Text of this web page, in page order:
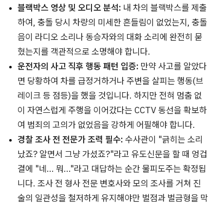
블랙박스 영상 및 오디오 분석: 내 차의 블랙박스를 제출
하여, 충돌 당시 차량의 미세한 흔들림이 없었는지, 충돌
음이 라디오 소리나 동승자와의 대화 소리에 완전히 묻
혔는지를 객관적으로 소명해야 합니다.
운전자의 사고 직후 행동 패턴 입증: 만약 사고를 알았다
면 당황하여 차를 급정거하거나 주변을 살피는 행동(브
레이크 등 점등)을 했을 것입니다. 하지만 전혀 멈춤 없
이 자연스럽게 주행을 이어갔다는 CCTV 동선을 확보하
여 범죄의 고의가 없었음을 강하게 어필해야 합니다.
경찰 조사 전 전문가 조력 필수: 수사관이 "긁히는 소리
났죠? 알면서 그냥 가셨죠?"라고 유도신문을 할 때 엉겁
결에 "네... 뭐..."라고 대답하는 순간 물피도주는 확정됩
니다. 조사 전 형사 전문 변호사와 모의 조사를 거쳐 진
술의 일관성을 철저하게 유지해야만 벌점과 벌금형을 막